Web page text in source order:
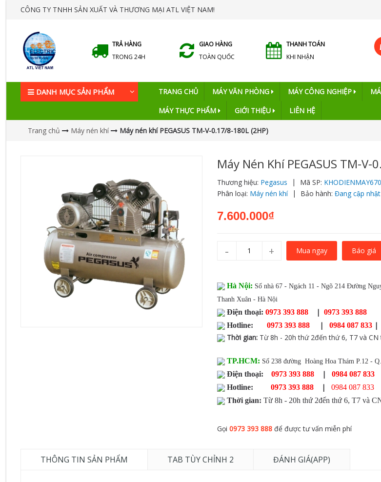
CÔNG TY TNHH SẢN XUẤT VÀ THƯƠNG MẠI ATL VIỆT NAM!
TRẢ HÀNG
TRONG 24H
GIAO HÀNG
TOÀN QUỐC
THANH TOÁN
KHI NHẬN
DANH MỤC SẢN PHẨM TRANG CHỦ MÁY VĂN PHÒNG MÁY CÔNG NGHIỆP
MÁY THỰC PHẨM GIỚI THIỆU LIÊN HỆ
Trang chủ Máy nén khí Máy nén khí PEGASUS TM-V-0.17/8-180L (2HP)
Máy Nén Khí PEGASUS TM-V-
Thương hiệu: Pegasus | Mã SP:
Phân loại: Máy nén khí | Bảo hành: Đang cập nhật
7.600.000₫
- + Mua ngay Báo giá
Hà Nội: Số nhà 67 - Ngách 11 - Ngõ 214 Đường
Thanh Xuân - Hà Nội
Điện thoại: 0973 393 888 | 0973 393 888
Hotline:
0973 393 888 | 0984 087 833 |
Thời gian: Từ 8h - 20h thứ 2đến thứ 6, T7 và CN
TP.HCM: Số 238 đường Hoàng Hoa Thám P.12 -
Điện thoại: 0973 393 888 |
0984 087 833
Hotline:
0973 393 888 |
0984 087 833
Thời gian: Từ 8h - 20h thứ 2đến thứ 6, T7 và
Gọi 0973 393 888để được tư vấn miễn phí
THÔNG TIN SẢN PHẨM TAB TÙY CHỈNH 2 ĐÁNH GIÁ(APP)